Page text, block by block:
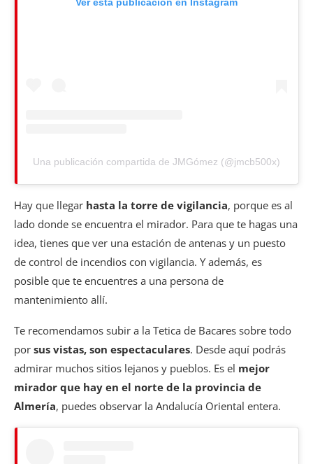
Una publicación compartida de JMGómez (@jmcb500x)
Hay que llegar hasta la torre de vigilancia, porque es al
lado donde se encuentra el mirador. Para que te hagas una
idea, tienes que ver una estación de antenas y un puesto
de control de incendios con vigilancia. Y además, es
posible que te encuentres a una persona de
mantenimiento allí.
Te recomendamos subir a la Tetica de Bacares sobre todo
por sus vistas, son espectaculares. Desde aquí podrás
admirar muchos sitios lejanos y pueblos. Es el mejor
mirador que hay en el norte de la provincia de
Almería, puedes observar la Andalucía Oriental entera.